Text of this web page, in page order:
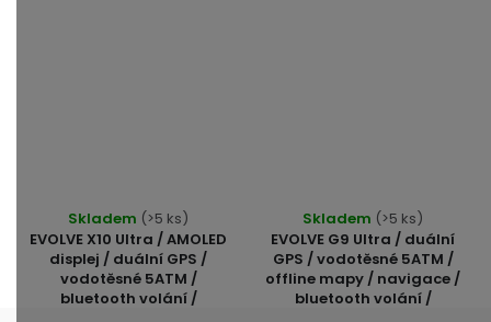
EVOLVE X10 Ultra / AMOLED
displej / duální GPS /
vodotěsné 5ATM /
bluetooth volání /
hodnocení
produktu
je
4,8
Skladem (>5 ks)
EVOLVE G9 Ultra / duální
GPS / vodotěsné 5ATM /
offline mapy / navigace /
bluetooth volání /
hodnocení
produktu
je
5,0
Skladem (>5 ks)